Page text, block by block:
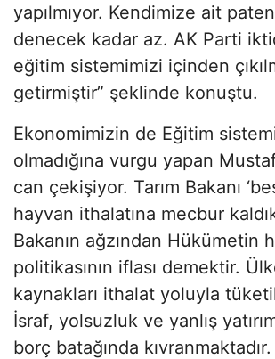
yapılmıyor. Kendimize ait
denecek kadar az. AK Parti
eğitim sistemimizi içinden
getirmiştir” şeklinde konuştu.
Ekonomimizin de Eğitim
olmadığına vurgu yapan
can çekişiyor. Tarım Bakanı
hayvan ithalatına mecbur
Bakanın ağzından Hükümetin
politikasının iflası demektir.
kaynakları ithalat yoluyla
İsraf, yolsuzluk ve yanlış
borç batağında